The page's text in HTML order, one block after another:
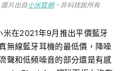
片出自小米官網，非科技說所有
在2021年9月推出平價藍牙
無線藍牙耳機的最低價，降噪
聲和低頻噪音的部分還是有感